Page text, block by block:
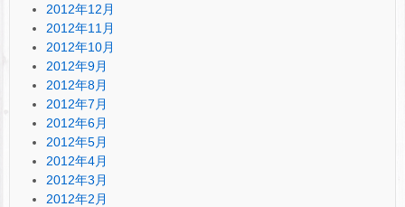
2012年12月
2012年11月
2012年10月
2012年9月
2012年8月
2012年7月
2012年6月
2012年5月
2012年4月
2012年3月
2012年2月